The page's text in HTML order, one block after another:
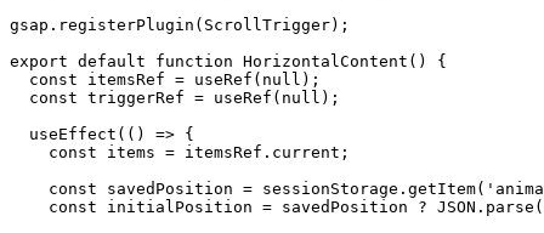
gsap.registerPlugin(ScrollTrigger);
export default function HorizontalContent() {
  const itemsRef = useRef(null);
  const triggerRef = useRef(null);
  useEffect(() => {
    const items = itemsRef.current;
const savedPosition =
const initialPosition = savedPosition ?